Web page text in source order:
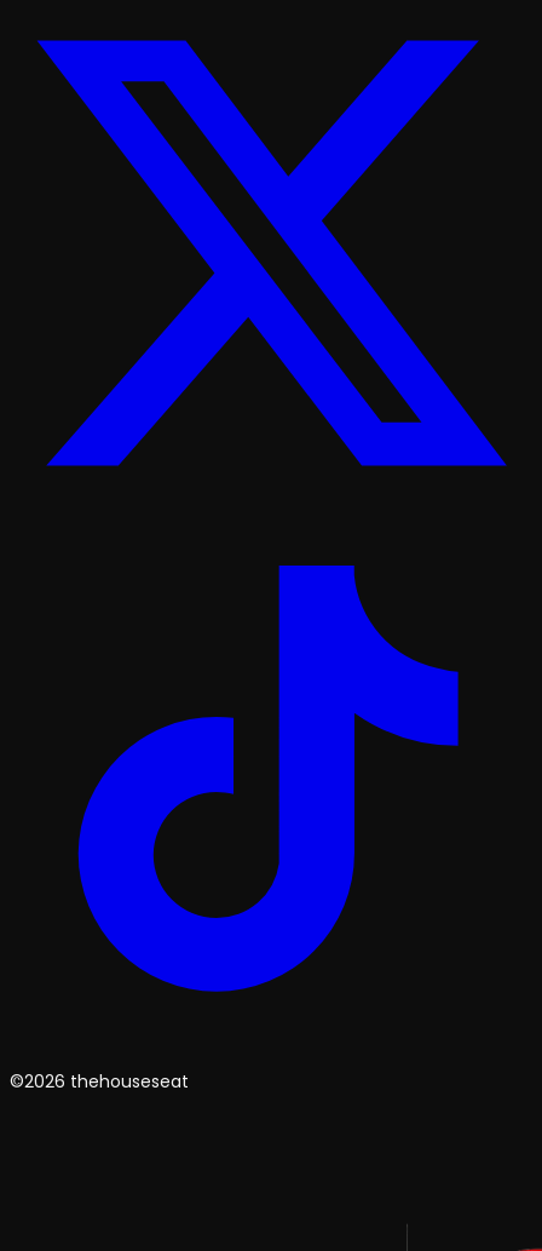
©2026 thehouseseat